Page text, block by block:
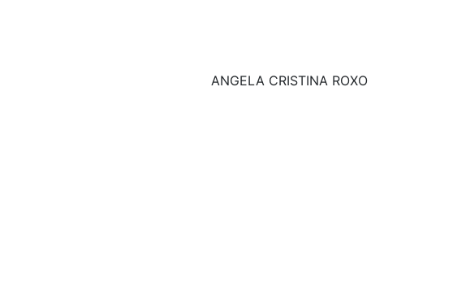
ANGELA CRISTINA ROXO